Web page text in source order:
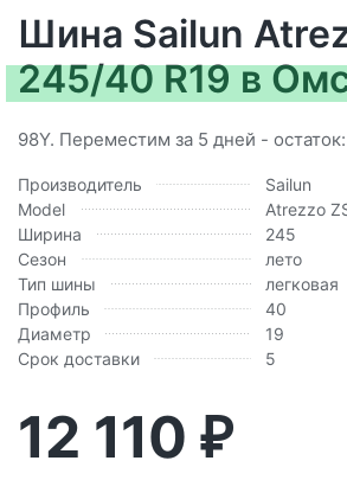
Шина Sailun
245/40 R19 в
98Y. Переместим за 5 дней -
Производитель
Sailun
Model
Atrezzo
Ширина
245
Сезон
лето
Тип шины
легковая
Профиль
40
Диаметр
19
Срок доставки
5
12 110 ₽